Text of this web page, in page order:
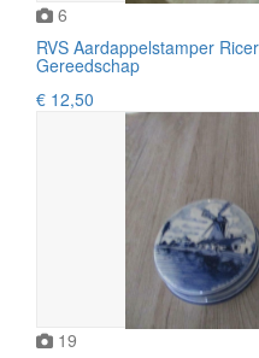
6
RVS Aardappelstamper
Gereedschap
€ 12,50
19